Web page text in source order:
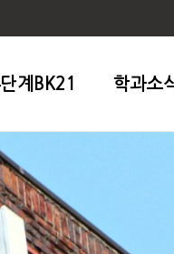
계BK21 학과소